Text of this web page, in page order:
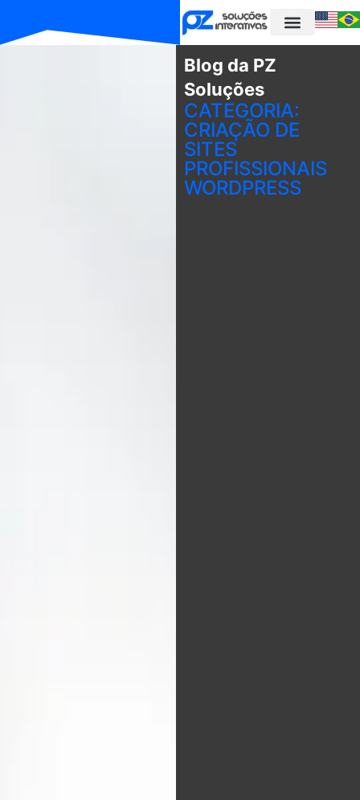
Blog da PZ
Soluções
CATEGORIA:
CRIAÇÃO DE
SITES
PROFISSIONAIS
WORDPRESS